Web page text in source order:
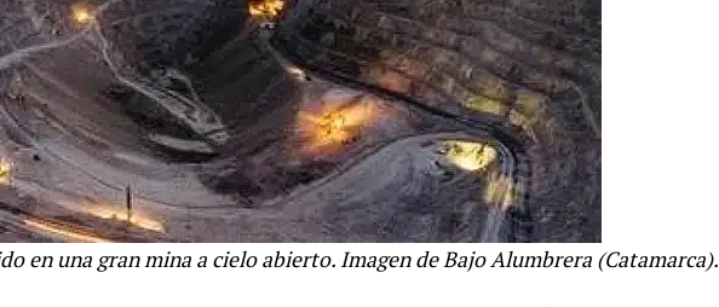
en una gran mina a cielo abierto. Imagen de Bajo Alumbrera (Catamarca).